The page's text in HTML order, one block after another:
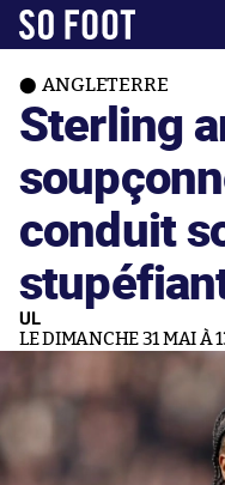
ANGLETERRE
Sterling
conduit
UL
LE DIMANCHE 31 MAI À